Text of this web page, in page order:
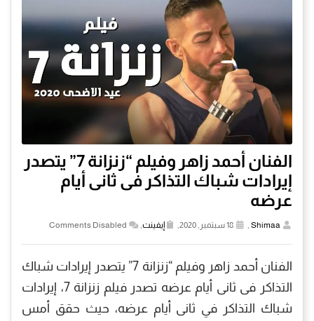
الفنان أحمد زاهر وفيلم “زنزانة 7” يتصدر
إيرادات شباك التذاكر فى ثانى أيام
عرضه
Shimaa
, إيفينت,
Comments Disabled
الفنان أحمد زاهر وفيلم “زنزانة 7” يتصدر إيرادات شباك
التذاكر فى ثانى أيام عرضه تصدر فيلم زنزانة 7، إيرادات
شباك التذاكر في ثانى أيام عرضه، حيث حقق أمس